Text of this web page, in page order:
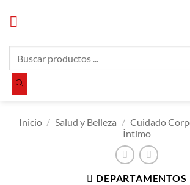
productos
Inicio / Salud y Belleza / Cuidado
Íntimo
DEPARTAMENTOS